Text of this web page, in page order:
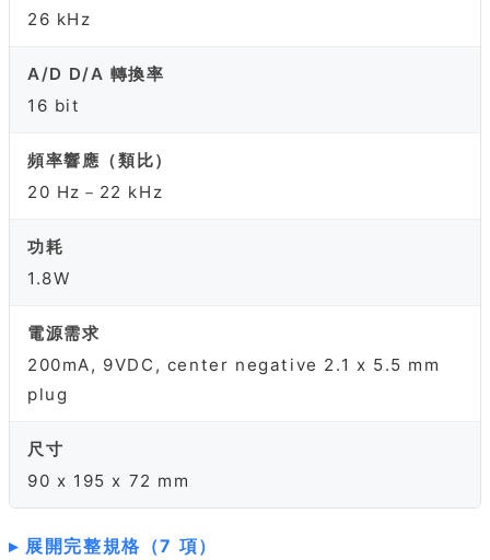
26 kHz
A/D D/A 轉換率
16 bit
頻率響應（類比）
20 Hz－22 kHz
功耗
1.8W
電源需求
200mA, 9VDC, center negative 2.1 x 5.5 mm
plug
尺寸
90 x 195 x 72 mm
展開完整規格（7 項）